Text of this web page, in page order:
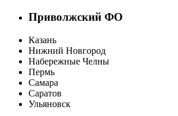
Приволжский ФО
Казань
Нижний Новгород
Набережные Челны
Пермь
Самара
Саратов
Ульяновск